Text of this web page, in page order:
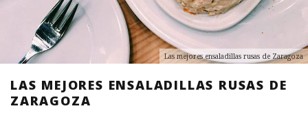
Las mejores ensaladillas rusas de Zaragoza
LAS MEJORES ENSALADILLAS RUSAS DE
ZARAGOZA